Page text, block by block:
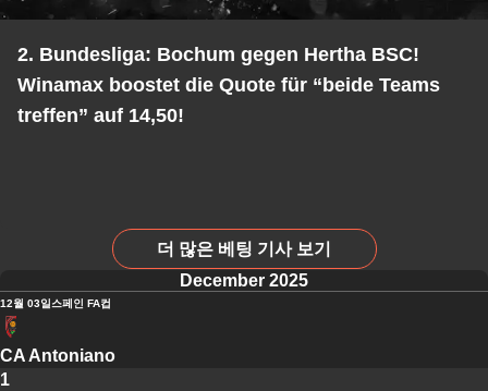
2. Bundesliga: Bochum gegen Hertha BSC!
Winamax boostet die Quote für “beide Teams
treffen” auf 14,50!
더 많은 베팅 기사 보기
December 2025
12월 03일스페인 FA컵
CA Antoniano
1